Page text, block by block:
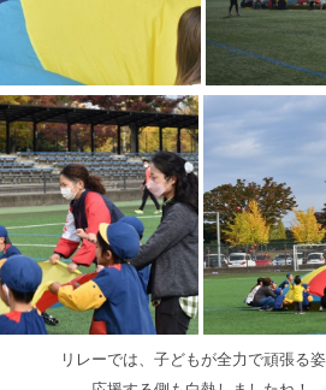
リレーでは、子どもが全力で頑張る